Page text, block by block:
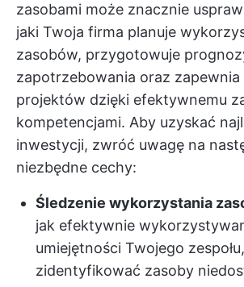
zasobami może znacznie
jaki Twoja firma planuje
zasobów, przygotowuje
zapotrzebowania oraz
projektów dzięki efektywnemu
kompetencjami. Aby uzyskać
inwestycji, zwróć uwagę na
niezbędne cechy:
Śledzenie wykorzystania
jak efektywnie
umiejętności Twojego
zidentyfikować zasoby